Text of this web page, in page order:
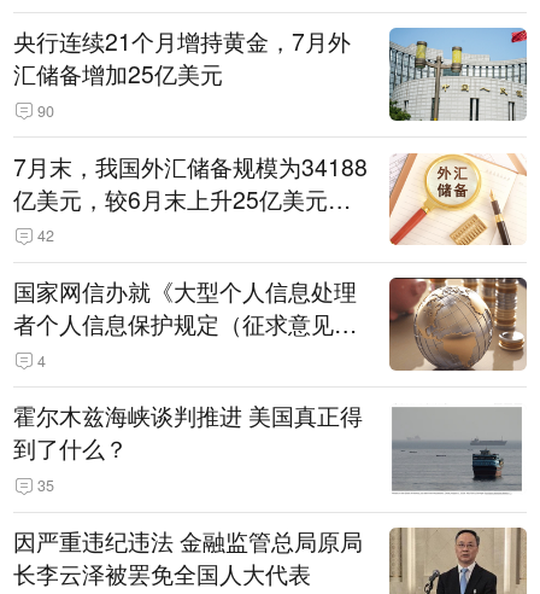
央行连续21个月增持黄金，7月外
汇储备增加25亿美元
90
7月末，我国外汇储备规模为34188
亿美元，较6月末上升25亿美元，
升幅为0.07%
42
国家网信办就《大型个人信息处理
者个人信息保护规定（征求意见
稿）》公开征求意见
4
霍尔木兹海峡谈判推进 美国真正得
到了什么？
35
因严重违纪违法 金融监管总局原局
长李云泽被罢免全国人大代表